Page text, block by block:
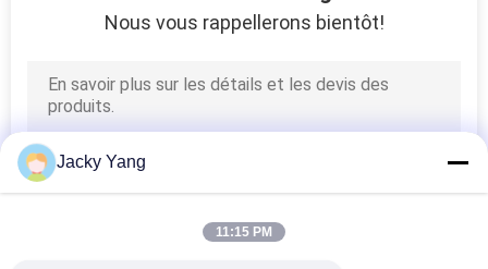
Câble de
température élevée
Nous vous rappellerons bientôt!
Jacky Yang
11:15 PM